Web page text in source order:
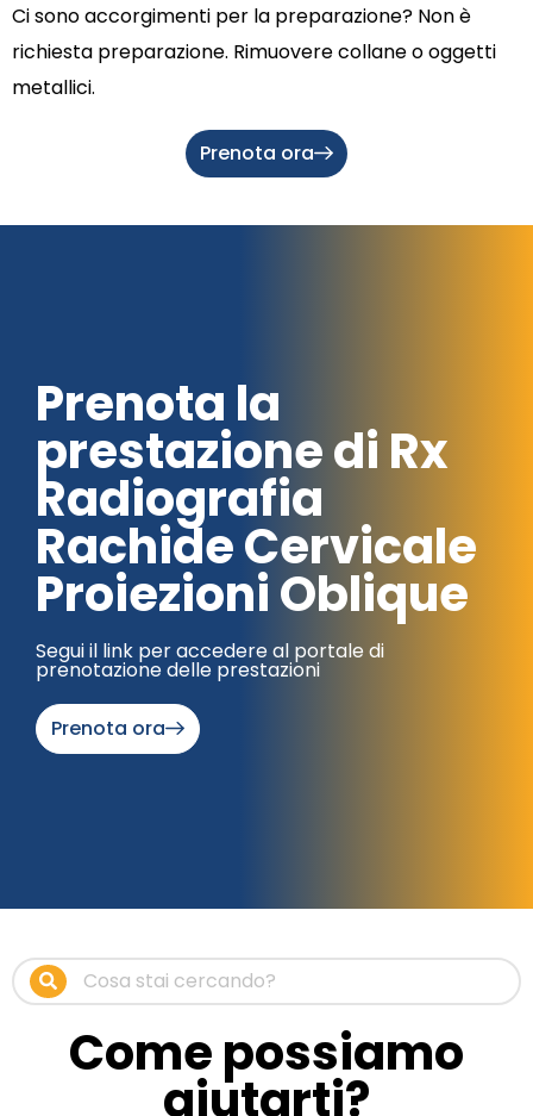
Ci sono accorgimenti per la preparazione? Non è
richiesta preparazione. Rimuovere collane o oggetti
metallici.
Prenota ora
Prenota la
prestazione di Rx
Radiografia
Rachide Cervicale
Proiezioni Oblique
Segui il link per accedere al portale di
prenotazione delle prestazioni
Prenota ora
Come possiamo
aiutarti?